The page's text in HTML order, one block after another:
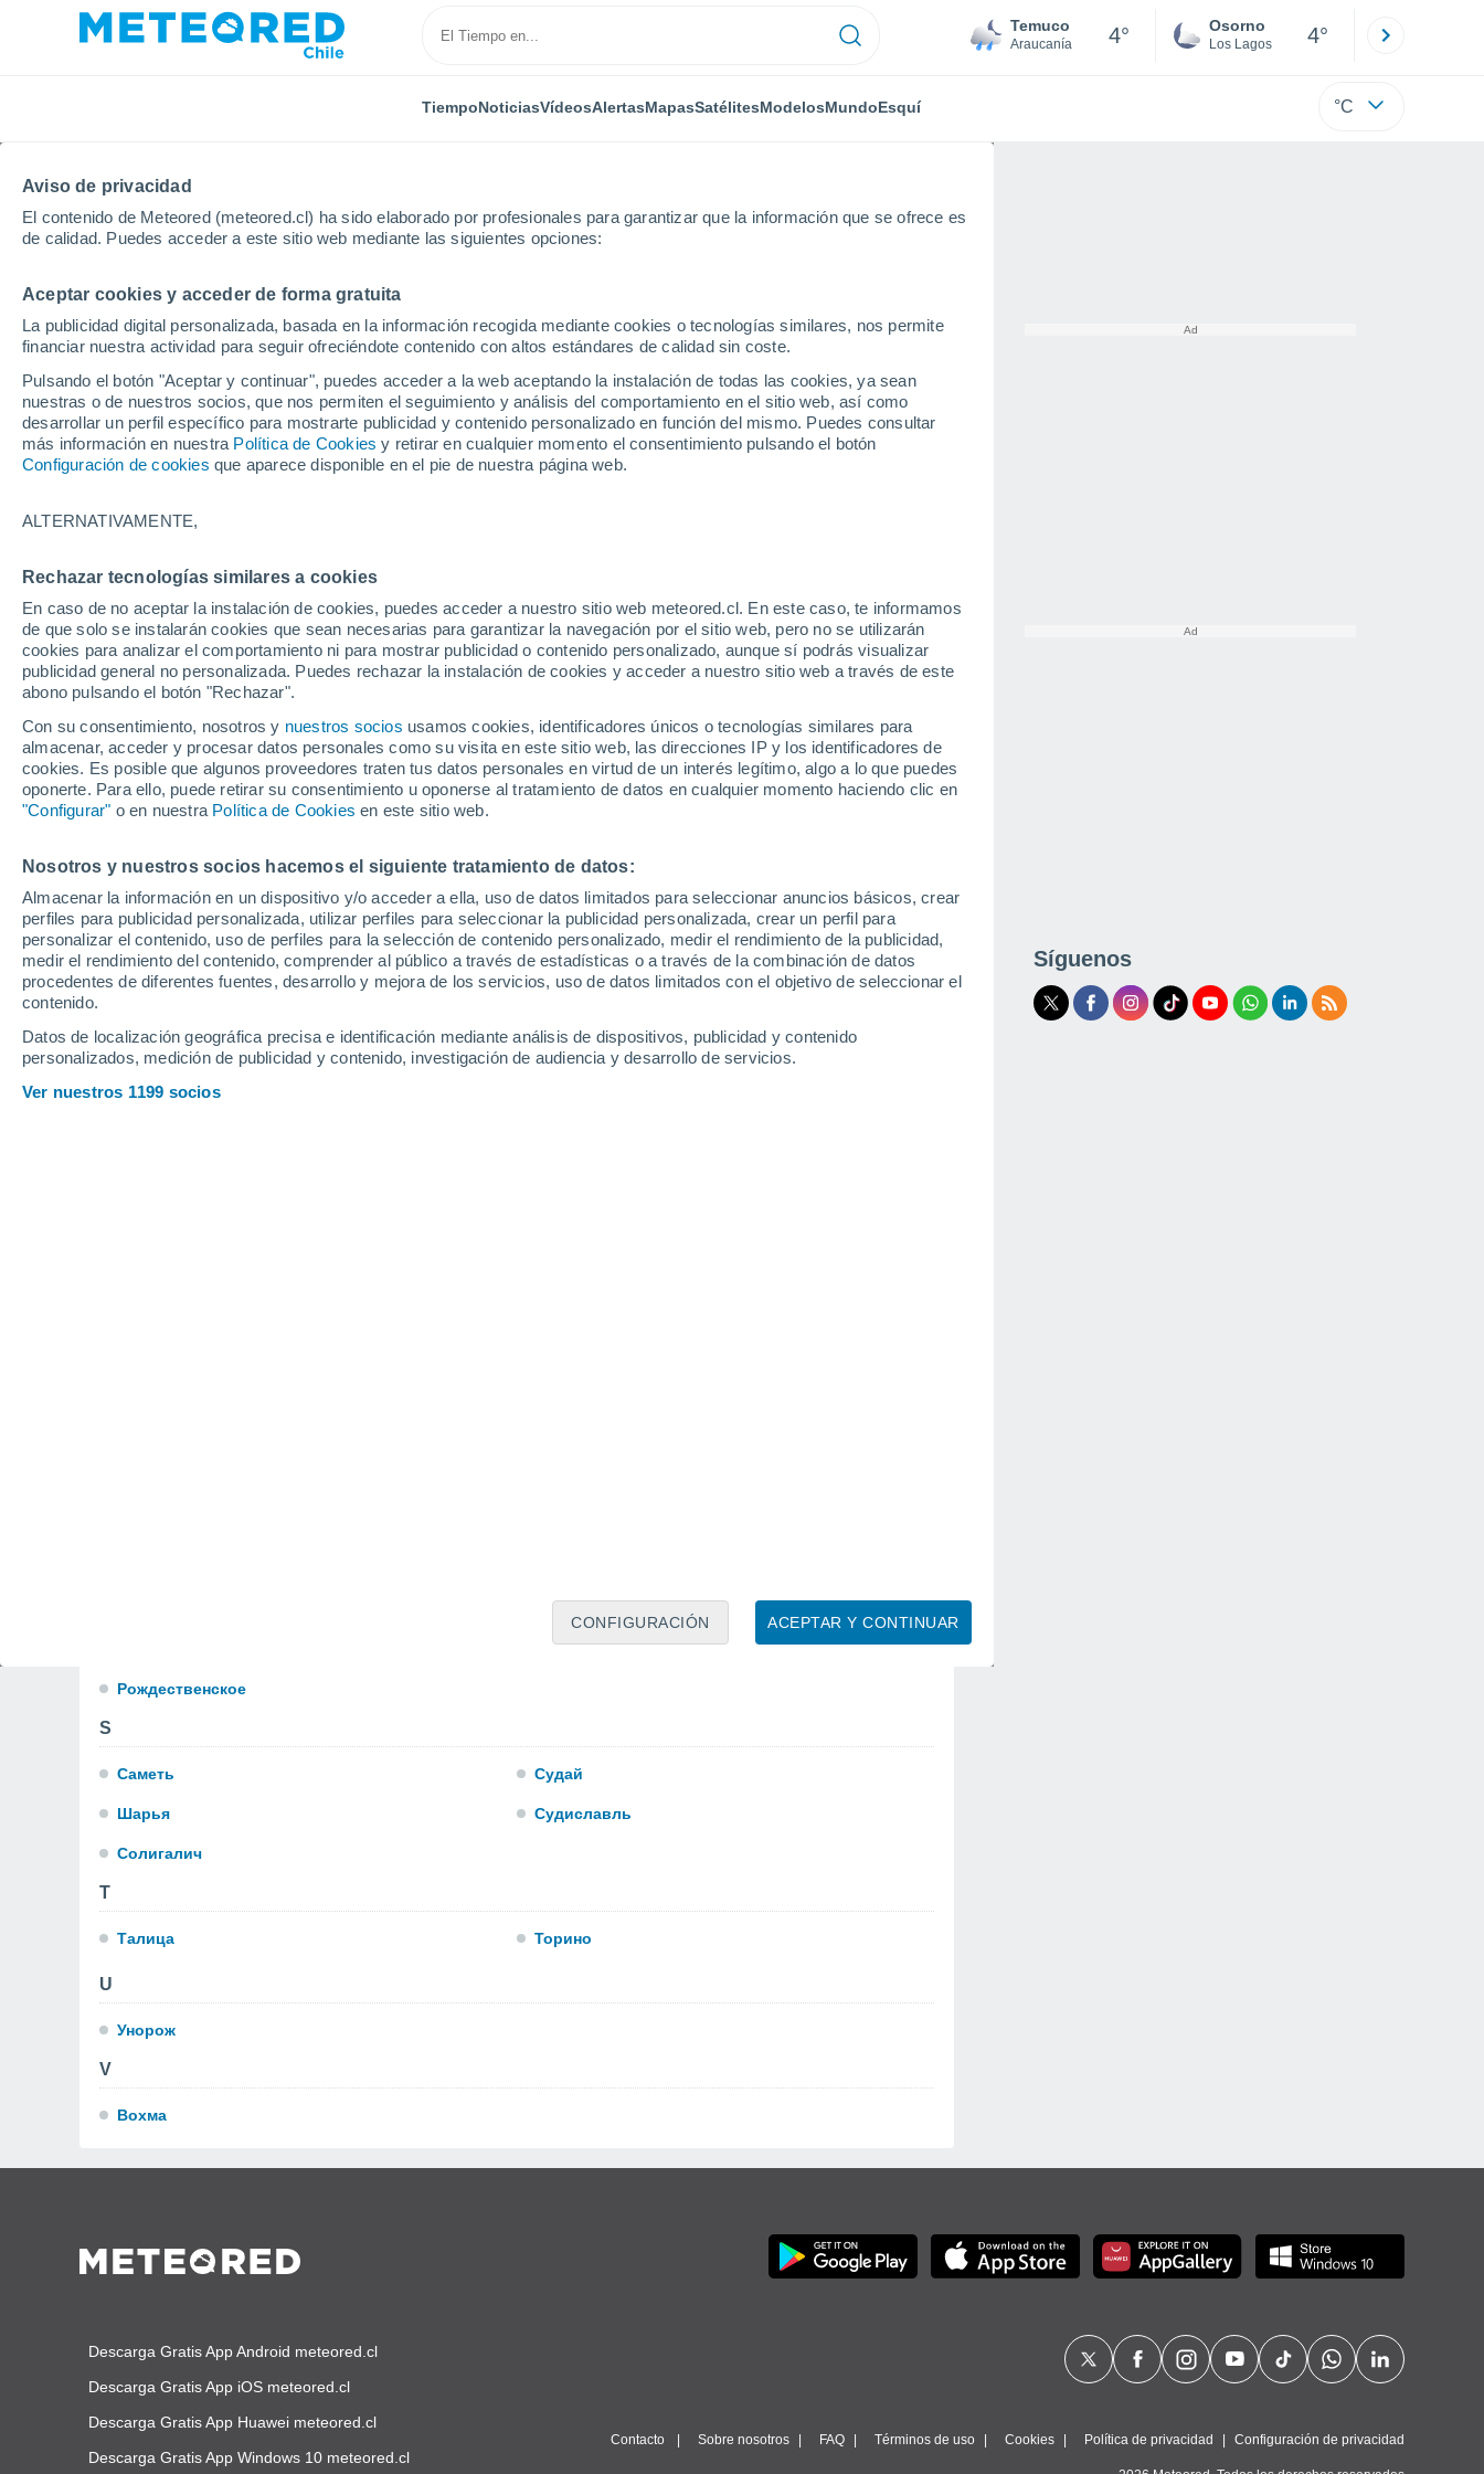
Aviso de privacidad
El contenido de Meteored (meteored.cl) ha sido elaborado por profesionales para garantizar que la información que se ofrece es
de calidad. Puedes acceder a este sitio web mediante las siguientes opciones:
Aceptar cookies y acceder de forma gratuita
La publicidad digital personalizada, basada en la información recogida mediante cookies o tecnologías similares, nos permite
financiar nuestra actividad para seguir ofreciéndote contenido con altos estándares de calidad sin coste.
Pulsando el botón "Aceptar y continuar", puedes acceder a la web aceptando la instalación de todas las cookies, ya sean
nuestras o de nuestros socios, que nos permiten el seguimiento y análisis del comportamiento en el sitio web, así como
desarrollar un perfil específico para mostrarte publicidad y contenido personalizado en función del mismo. Puedes consultar
más información en nuestra Política de Cookies y retirar en cualquier momento el consentimiento pulsando el botón
Configuración de cookies que aparece disponible en el pie de nuestra página web.
ALTERNATIVAMENTE,
Rechazar tecnologías similares a cookies
En caso de no aceptar la instalación de cookies, puedes acceder a nuestro sitio web meteored.cl. En este caso, te informamos
de que solo se instalarán cookies que sean necesarias para garantizar la navegación por el sitio web, pero no se utilizarán
cookies para analizar el comportamiento ni para mostrar publicidad o contenido personalizado, aunque sí podrás visualizar
publicidad general no personalizada. Puedes rechazar la instalación de cookies y acceder a nuestro sitio web a través de este
abono pulsando el botón "Rechazar".
Con su consentimiento, nosotros y nuestros socios usamos cookies, identificadores únicos o tecnologías similares para
almacenar, acceder y procesar datos personales como su visita en este sitio web, las direcciones IP y los identificadores de
cookies. Es posible que algunos proveedores traten tus datos personales en virtud de un interés legítimo, algo a lo que puedes
oponerte. Para ello, puede retirar su consentimiento u oponerse al tratamiento de datos en cualquier momento haciendo clic en
"Configurar" o en nuestra Política de Cookies en este sitio web.
Nosotros y nuestros socios hacemos el siguiente tratamiento de datos:
Almacenar la información en un dispositivo y/o acceder a ella, uso de datos limitados para seleccionar anuncios básicos, crear
perfiles para publicidad personalizada, utilizar perfiles para seleccionar la publicidad personalizada, crear un perfil para
personalizar el contenido, uso de perfiles para la selección de contenido personalizado, medir el rendimiento de la publicidad,
medir el rendimiento del contenido, comprender al público a través de estadísticas o a través de la combinación de datos
procedentes de diferentes fuentes, desarrollo y mejora de los servicios, uso de datos limitados con el objetivo de seleccionar el
contenido.
Datos de localización geográfica precisa e identificación mediante análisis de dispositivos, publicidad y contenido
personalizados, medición de publicidad y contenido, investigación de audiencia y desarrollo de servicios.
Ver nuestros 1199 socios
ACEPTAR Y CONTINUAR
CONFIGURACIÓN
Temuco
Araucanía 4° Osorno
Los Lagos 4°
TiempoNoticiasVídeosAlertasMapasSatélitesModelosMundoEsquí °C
Inicio Rusia Óblast de Kostromá Localidades
El tiempo en todas las ciudades del Óblast de
Kostromá
Todas las localidades del Óblast de Kostromá
C
Чухлома
E
Ефино Екатеринкино
F
Фоминское
G
Гагарино Галич
K
Кадый Кострома
Пыщуг
Рождественское
S
Саметь
Шарья
Солигалич
Судай
Судиславль
T
Талица Торино
U
Унорож
V
Вохма
Síguenos
Descarga Gratis App Android meteored.cl
Descarga Gratis App iOS meteored.cl
Descarga Gratis App Huawei meteored.cl
Descarga Gratis App Windows 10 meteored.cl
Contacto Sobre nosotros FAQ Términos de uso Cookies Política de privacidad Configuración de privacidad